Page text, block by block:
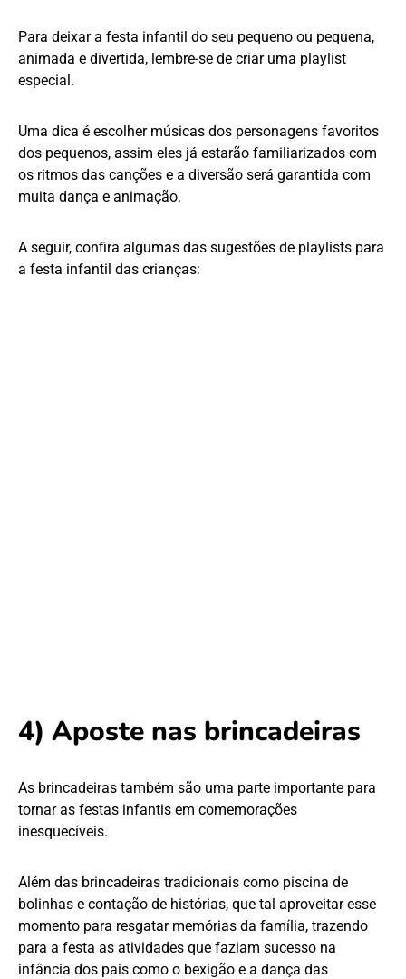
Para deixar a festa infantil do seu pequeno ou pequena,
animada e divertida, lembre-se de criar uma playlist
especial.
Uma dica é escolher músicas dos personagens favoritos
dos pequenos, assim eles já estarão familiarizados com
os ritmos das canções e a diversão será garantida com
muita dança e animação.
A seguir, confira algumas das sugestões de playlists para
a festa infantil das crianças:
4) Aposte nas brincadeiras
As brincadeiras também são uma parte importante para
tornar as festas infantis em comemorações
inesquecíveis.
Além das brincadeiras tradicionais como piscina de
bolinhas e contação de histórias, que tal aproveitar esse
momento para resgatar memórias da família, trazendo
para a festa as atividades que faziam sucesso na
infância dos pais como o bexigão e a dança das